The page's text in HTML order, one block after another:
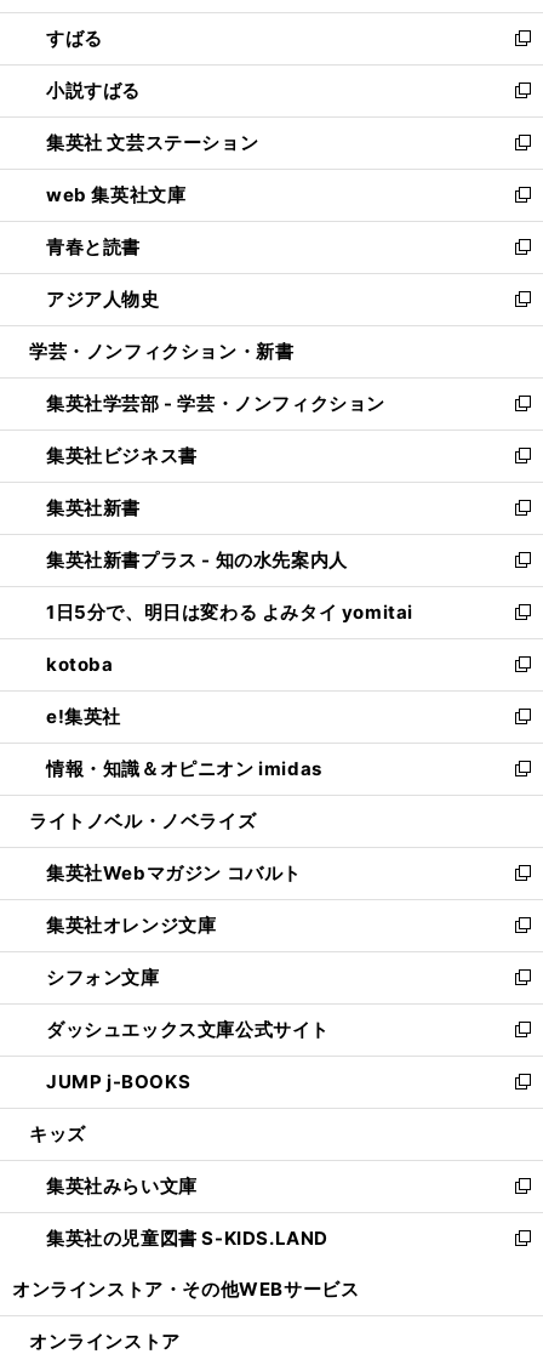
開
く
ウ
で
開
く
ン
ド
ウ
で
開
く
すばる
新
し
い
ウ
ィ
ン
ド
ウ
で
開
く
小説すばる
新
し
い
ウ
ィ
ン
ド
ウ
で
開
集英社 文芸ステーション
新
し
い
ウ
ィ
ン
ド
ウ
開
く
web 集英社文庫
新
し
い
ウ
ィ
ン
ウ
で
開
く
青春と読書
新
し
い
ウ
ン
ド
ウ
で
開
く
アジア人物史
新
し
ウ
ィ
ン
ド
ウ
で
開
く
学芸・ノンフィクション・新書
集英社学芸部 - 学芸・ノンフィクション
新
し
い
ウ
ィ
ン
ド
ウ
で
開
く
集英社ビジネス書
新
し
い
ウ
ィ
ン
ド
ウ
で
開
く
集英社新書
新
し
い
ウ
ィ
ン
ド
ウ
で
開
く
集英社新書プラス - 知の水先案内人
新
し
い
ウ
ィ
ン
ド
ウ
で
開
1日5分で、明日は変わる よみタイ yomitai
新
し
い
ウ
ィ
ン
ド
ウ
開
く
kotoba
新
し
い
ウ
ィ
ン
ウ
で
開
く
e!集英社
新
し
い
ウ
ン
ド
ウ
で
開
く
情報・知識＆オピニオン imidas
新
し
ウ
ィ
ン
ド
ウ
で
開
く
ライトノベル・ノベライズ
集英社Webマガジン コバルト
新
し
い
ウ
ィ
ン
ド
ウ
で
開
集英社オレンジ文庫
新
し
い
ウ
ィ
ン
ド
ウ
開
く
シフォン文庫
新
し
い
ウ
ィ
ン
ウ
で
開
く
ダッシュエックス文庫公式サイト
新
し
い
ウ
ン
ド
ウ
で
JUMP j-BOOKS
新
し
ウ
ィ
ン
ド
開
キッズ
集英社みらい文庫
新
し
い
ン
集英社の児童図書 S-KIDS.LAND
新
ウ
オンラインストア・ その他WEBサービス
オンラインストア